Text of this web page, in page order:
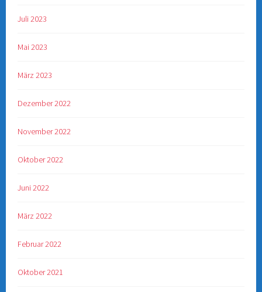
Juli 2023
Mai 2023
März 2023
Dezember 2022
November 2022
Oktober 2022
Juni 2022
März 2022
Februar 2022
Oktober 2021